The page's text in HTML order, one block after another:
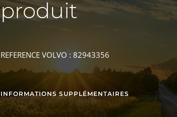
produit
REFERENCE VOLVO : 82943356
INFORMATIONS SUPPLÉMENTAIRES